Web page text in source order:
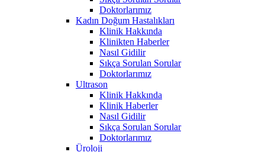
Doktorlarımız
Kadın Doğum Hastalıkları
Klinik Hakkında
Klinikten Haberler
Nasıl Gidilir
Sıkça Sorulan Sorular
Doktorlarımız
Ultrason
Klinik Hakkında
Klinik Haberler
Nasıl Gidilir
Sıkça Sorulan Sorular
Doktorlarımız
Üroloji